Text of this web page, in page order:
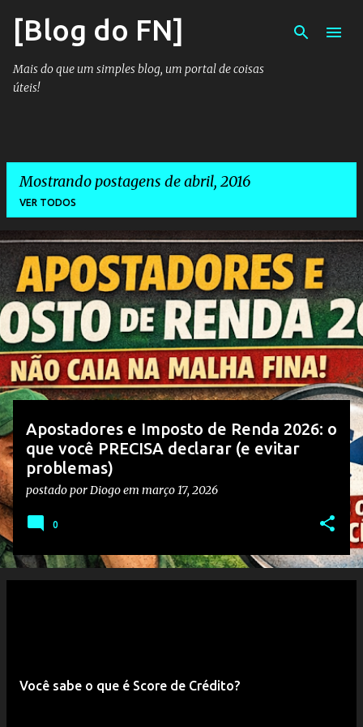
Pular para o conteúdo principal
[Blog do FN]
Mais do que um simples blog, um portal de coisas
úteis!
Mostrando postagens de abril, 2016
VER TODOS
P
o
s
a
g
e
n
s
Apostadores e Imposto de Renda 2026: o
que você PRECISA declarar (e evitar
problemas)
postado porDiogoem março 17, 2026
0
Você sabe o que é Score de Crédito?